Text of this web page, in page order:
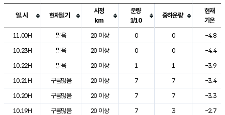
도시별 기상실황표로 지점, 날씨, 기온, 강수, 바람, 기압등을 안내한 표입
일.시 현재일기
시정
km
운량
1/10
중하운량
현재
기온
11.00H
맑음 20 이상 0 0
-4.8
10.23H
맑음 20 이상 0 0
-4.4
10.22H
맑음 20 이상 1 1
-3.9
10.21H
구름많음 20 이상 7 7
-3.4
10.20H
구름많음 20 이상 7 7
-3.3
10.19H
구름많음 20 이상 7 3
-2.7